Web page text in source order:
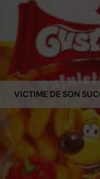
VICTIME DE SON